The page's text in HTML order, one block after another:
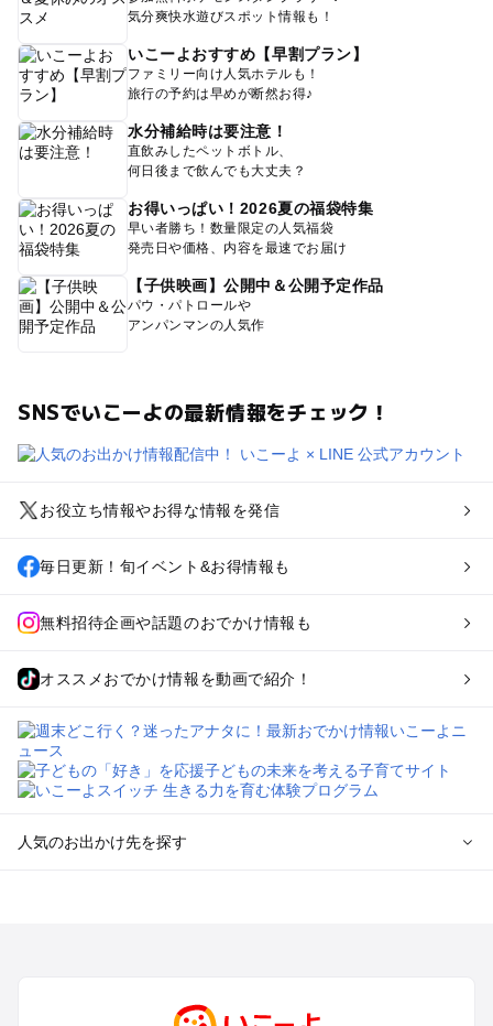
気分爽快水遊びスポット情報も！
いこーよおすすめ【早割プラン】
ファミリー向け人気ホテルも！
旅行の予約は早めが断然お得♪
水分補給時は要注意！
直飲みしたペットボトル、
何日後まで飲んでも大丈夫？
お得いっぱい！2026夏の福袋特集
早い者勝ち！数量限定の人気福袋
発売日や価格、内容を最速でお届け
【子供映画】公開中＆公開予定作品
パウ・パトロールや
アンパンマンの人気作
SNSでいこーよの最新情報をチェック！
お役立ち情報やお得な情報を発信
毎日更新！旬イベント&お得情報も
無料招待企画や話題のおでかけ情報も
オススメおでかけ情報を動画で紹介！
人気のお出かけ先を探す